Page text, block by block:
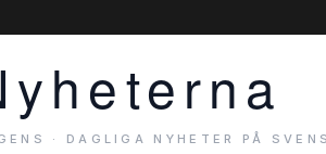
· DAGLIGA NYHETER PÅ